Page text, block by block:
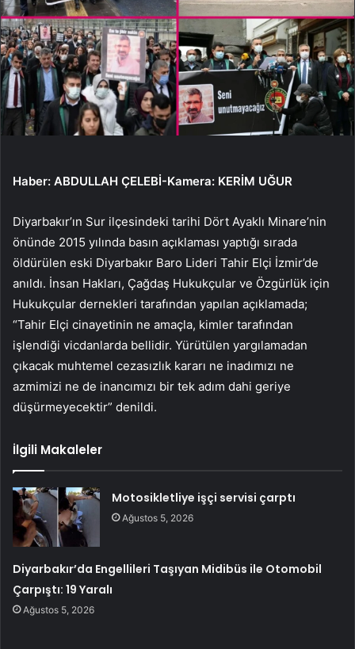
Haber: ABDULLAH ÇELEBİ-Kamera: KERİM UĞUR
Diyarbakır’ın Sur ilçesindeki tarihi Dört Ayaklı Minare’nin
önünde 2015 yılında basın açıklaması yaptığı sırada
öldürülen eski Diyarbakır Baro Lideri Tahir Elçi İzmir’de
anıldı. İnsan Hakları, Çağdaş Hukukçular ve Özgürlük için
Hukukçular dernekleri tarafından yapılan açıklamada;
“Tahir Elçi cinayetinin ne amaçla, kimler tarafından
işlendiği vicdanlarda bellidir. Yürütülen yargılamadan
çıkacak muhtemel cezasızlık kararı ne inadımızı ne
azmimizi ne de inancımızı bir tek adım dahi geriye
düşürmeyecektir” denildi.
İlgili Makaleler
Motosikletliye işçi servisi çarptı
Ağustos 5, 2026
Diyarbakır’da Engellileri Taşıyan Midibüs ile Otomobil
Çarpıştı: 19 Yaralı
Ağustos 5, 2026